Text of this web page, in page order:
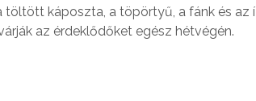
töltött káposzta, a töpörtyű, a fánk és az
az érdeklődőket egész hétvégén.